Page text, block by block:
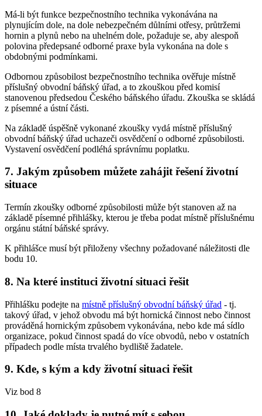
Má-li být funkce bezpečnostního technika vykonávána na
plynujícím dole, na dole nebezpečném důlními otřesy, průtržemi
hornin a plynů nebo na uhelném dole, požaduje se, aby alespoň
polovina předepsané odborné praxe byla vykonána na dole s
obdobnými podmínkami.
Odbornou způsobilost bezpečnostního technika ověřuje místně
příslušný obvodní báňský úřad, a to zkouškou před komisí
stanovenou předsedou Českého báňského úřadu. Zkouška se skládá
z písemné a ústní části.
Na základě úspěšně vykonané zkoušky vydá místně příslušný
obvodní báňský úřad uchazeči osvědčení o odborné způsobilosti.
Vystavení osvědčení podléhá správnímu poplatku.
7. Jakým způsobem můžete zahájit řešení životní
situace
Termín zkoušky odborné způsobilosti může být stanoven až na
základě písemné přihlášky, kterou je třeba podat místně příslušnému
orgánu státní báňské správy.
K přihlášce musí být přiloženy všechny požadované náležitosti dle
bodu 10.
8. Na které instituci životní situaci řešit
Přihlášku podejte na místně příslušný obvodní báňský úřad - tj.
takový úřad, v jehož obvodu má být hornická činnost nebo činnost
prováděná hornickým způsobem vykonávána, nebo kde má sídlo
organizace, pokud činnost spadá do více obvodů, nebo v ostatních
případech podle místa trvalého bydliště žadatele.
9. Kde, s kým a kdy životní situaci řešit
Viz bod 8